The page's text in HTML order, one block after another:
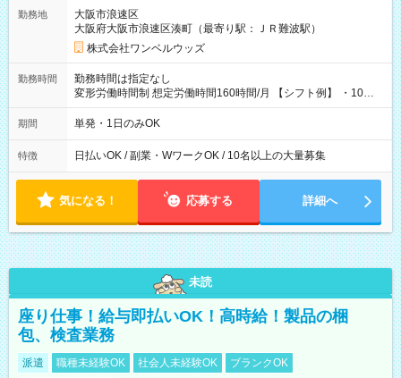
勤務地
大阪市浪速区
大阪府大阪市浪速区湊町（最寄り駅：ＪＲ難波駅）
株式会社ワンベルウッズ
勤務時間
勤務時間は指定なし
変形労働時間制 想定労働時間160時間/月 【シフト例】 ・10：
00～20：00
期間 単発・1日のみOK
特徴 日払いOK / 副業・WワークOK / 10名以上の大量募集
気になる！ 応募する 詳細へ
未読
座り仕事！給与即払いOK！高時給！製品の梱
包、検査業務
派遣 職種未経験OK 社会人未経験OK ブランクOK